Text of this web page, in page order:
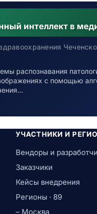
интеллект в
распознавания
с помощью
УЧАСТНИКИ И
Вендоры и
Заказчики
Кейсы внедрения
Регионы · 89
– Москва